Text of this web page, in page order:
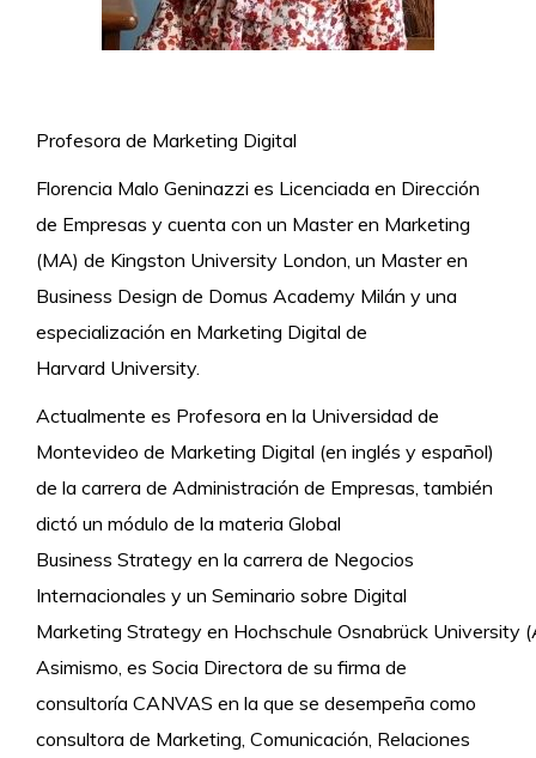
Profesora de Marketing Digital
Florencia Malo Geninazzi es Licenciada en Dirección
de Empresas y cuenta con un Master en Marketing
(MA) de Kingston University London, un Master en
Business Design de Domus Academy Milán y una
especialización en Marketing Digital de
Harvard University.
Actualmente es Profesora en la Universidad de
Montevideo de Marketing Digital (en inglés y español)
de la carrera de Administración de Empresas, también
dictó un módulo de la materia Global
Business Strategy en la carrera de Negocios
Internacionales y un Seminario sobre Digital
Marketing Strategy en Hochschule Osnabrück University
Asimismo, es Socia Directora de su firma de
consultoría CANVAS en la que se desempeña como
consultora de Marketing, Comunicación, Relaciones